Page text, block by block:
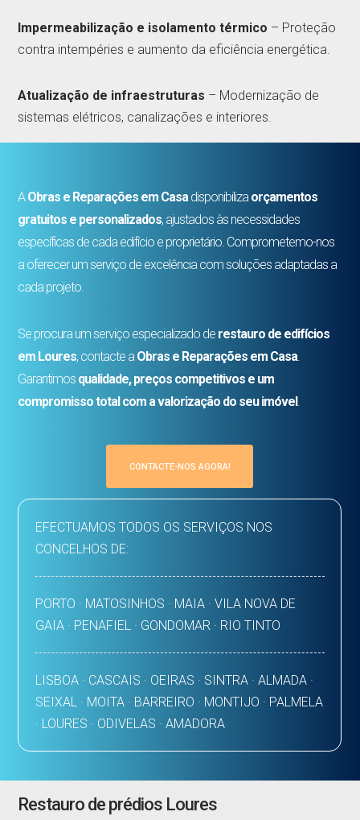
Impermeabilização e isolamento térmico – Proteção
contra intempéries e aumento da eficiência energética.
Atualização de infraestruturas – Modernização de
sistemas elétricos, canalizações e interiores.
AObras e Reparações em Casadisponibilizaorçamentos
gratuitos e personalizados, ajustados às necessidades
específicas de cada edifício e proprietário. Comprometemo-nos
a oferecer um serviço de excelência com soluções adaptadas a
cada projeto.
Se procura um serviço especializado de restauro de edifícios
em Loures, contacte aObras e Reparações em Casa.
Garantimos qualidade, preços competitivos e um
compromisso total com a valorização do seu imóvel.
CONTACTE-NOS AGORA!
EFECTUAMOS TODOS OS SERVIÇOS NOS
CONCELHOS DE:
PORTO · MATOSINHOS · MAIA · VILA NOVA DE
GAIA · PENAFIEL · GONDOMAR · RIO TINTO
LISBOA · CASCAIS · OEIRAS · SINTRA · ALMADA ·
SEIXAL · MOITA · BARREIRO · MONTIJO · PALMELA
· LOURES · ODIVELAS · AMADORA
Restauro de prédios Loures